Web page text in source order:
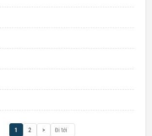
1 2 >